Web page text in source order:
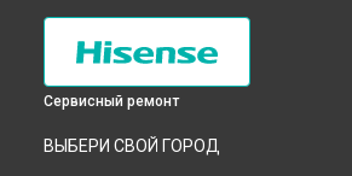
Сервисный ремонт
ВЫБЕРИ СВОЙ ГОРОД